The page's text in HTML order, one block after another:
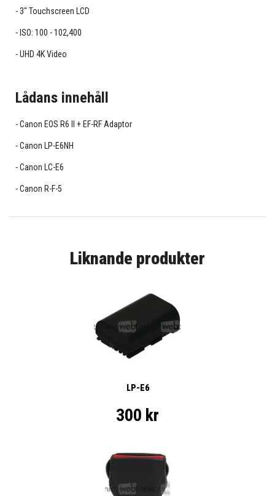
3" Touchscreen LCD
ISO: 100 - 102,400
UHD 4K Video
Lådans innehåll
Canon EOS R6 II + EF-RF Adaptor
Canon LP-E6NH
Canon LC-E6
Canon R-F-5
Liknande produkter
LP-E6
300 kr